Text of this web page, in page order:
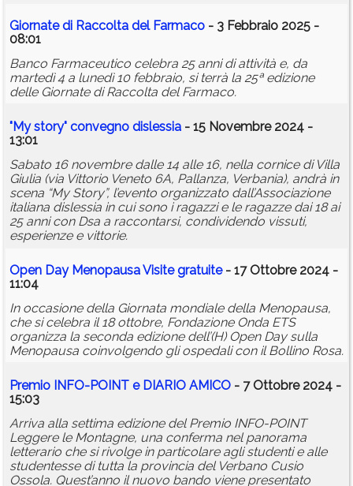
Giornate di Raccolta del Farmaco - 3 Febbraio 2025 -
08:01
Banco Farmaceutico celebra 25 anni di attività e, da
martedì 4 a lunedì 10 febbraio, si terrà la 25ª edizione
delle Giornate di Raccolta del Farmaco.
"My story" convegno dislessia - 15 Novembre 2024 -
13:01
Sabato 16 novembre dalle 14 alle 16, nella cornice di Villa
Giulia (via Vittorio Veneto 6A, Pallanza, Verbania), andrà in
scena “My Story”, l’evento organizzato dall’Associazione
italiana dislessia in cui sono i ragazzi e le ragazze dai 18 ai
25 anni con Dsa a raccontarsi, condividendo vissuti,
esperienze e vittorie.
Open Day Menopausa Visite gratuite- 17 Ottobre 2024 -
11:04
In occasione della Giornata mondiale della Menopausa,
che si celebra il 18 ottobre, Fondazione Onda ETS
organizza la seconda edizione dell’(H) Open Day sulla
Menopausa coinvolgendo gli ospedali con il Bollino Rosa.
Premio INFO-POINT e DIARIO AMICO - 7 Ottobre 2024 -
15:03
Arriva alla settima edizione del Premio INFO-POINT
Leggere le Montagne, una conferma nel panorama
letterario che si rivolge in particolare agli studenti e alle
studentesse di tutta la provincia del Verbano Cusio
Ossola. Quest’anno il nuovo bando viene presentato